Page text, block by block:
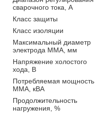
сварочного тока, А
Класс защиты
Класс изоляции
Максимальный диаметр
электрода MMA, мм
Напряжение холостого
хода, В
Потребляемая мощность
ММА, кВА
Продолжительность
нагружения, %